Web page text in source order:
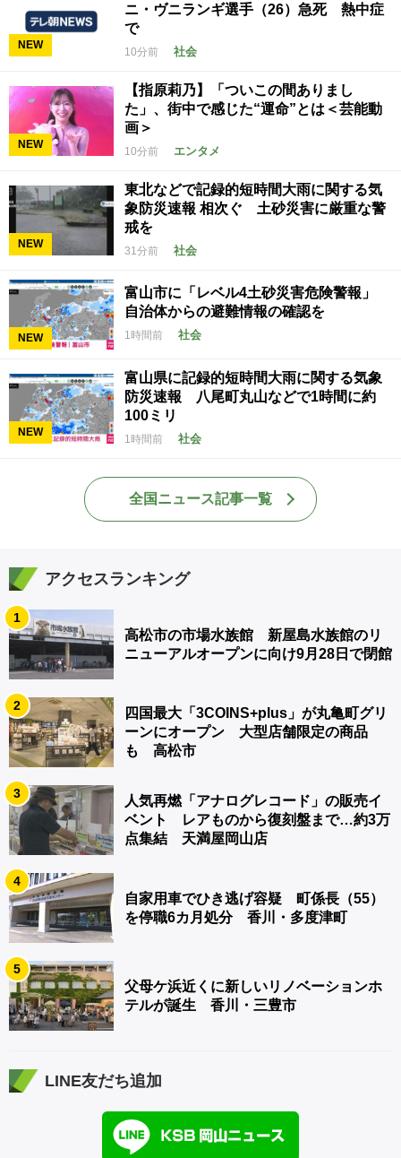
NEW
ニ・ヴニランギ選手（26）急死 熱中症
で
10分前 社会
NEW
【指原莉乃】「ついこの間ありまし
た」、街中で感じた“運命”とは＜芸能動
画＞
10分前 エンタメ
NEW
東北などで記録的短時間大雨に関する気
象防災速報 相次ぐ 土砂災害に厳重な警
戒を
31分前 社会
NEW
富山市に「レベル4土砂災害危険警報」
自治体からの避難情報の確認を
1時間前 社会
NEW
富山県に記録的短時間大雨に関する気象
防災速報 八尾町丸山などで1時間に約
100ミリ
1時間前 社会
全国ニュース記事一覧
アクセスランキング
1
高松市の市場水族館 新屋島水族館のリ
ニューアルオープンに向け9月28日で閉館
2
四国最大「3COINS+plus」が丸亀町グリ
ーンにオープン 大型店舗限定の商品
も 高松市
3
人気再燃「アナログレコード」の販売イ
ベント レアものから復刻盤まで…約3万
点集結 天満屋岡山店
4
自家用車でひき逃げ容疑 町係長（55）
を停職6カ月処分 香川・多度津町
5
父母ケ浜近くに新しいリノベーションホ
テルが誕生 香川・三豊市
LINE友だち追加